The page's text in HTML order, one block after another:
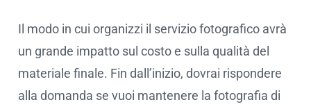
Il modo in cui organizzi il servizio fotografico avrà
un grande impatto sul costo e sulla qualità del
materiale finale. Fin dall’inizio, dovrai rispondere
alla domanda se vuoi mantenere la fotografia di